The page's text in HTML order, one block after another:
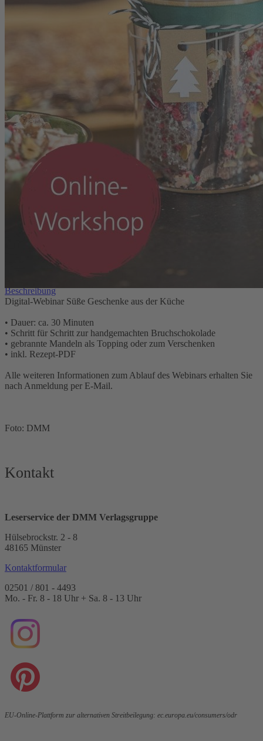
Zum Anfang der Bildergalerie springen
Artikelnr.
130074
Digital-Webinar Süße
Geschenke aus der Küche
9,90 €
inkl. MwSt.
Zum Warenkorb hinzufügen
Zur Wunschliste hinzufügen
Landlust Digital-Workshop
Beschreibung
Digital-Webinar Süße Geschenke aus der Küche
• Dauer: ca. 30 Minuten
• Schritt für Schritt zur handgemachten Bruchschokolade
• gebrannte Mandeln als Topping oder zum Verschenken
• inkl. Rezept-PDF
Alle weiteren Informationen zum Ablauf des Webinars erhalten Sie
nach Anmeldung per E-Mail.
Foto: DMM
Kontakt
Leserservice der DMM Verlagsgruppe
Hülsebrockstr. 2 - 8
48165 Münster
Kontaktformular
02501 / 801 - 4493
Mo. - Fr. 8 - 18 Uhr + Sa. 8 - 13 Uhr
EU-Online-Plattform zur alternativen Streitbeilegung: ec.europa.eu/consumers/odr